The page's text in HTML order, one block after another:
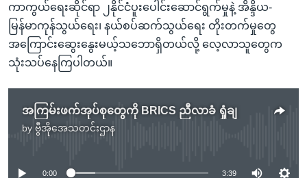
ကာကွယ်ရေးဆိုင်ရာ ၂နိုင်ငံပူးပေါင်းဆောင်ရွက်မှုနဲ့ အိန္ဒိယ-
မြန်မာကုန်သွယ်ရေး၊ နယ်စပ်ဆက်သွယ်ရေး တိုးတက်မှုတွေ
အကြောင်းဆွေးနွေးမယ့်သဘောရှိတယ်လို့ လေ့လာသူတွေက
သုံးသပ်နေကြပါတယ်။
အကြမ်းဖက်အုပ်စုတွေကို BRICS ညီလာခံ ရှုံချ
by ဗွီအိုအေသတင်းဌာန
No media source currently available
0:00 3:39